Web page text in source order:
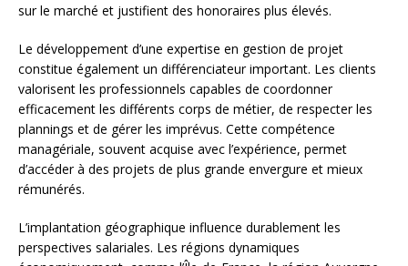
sur le marché et justifient des honoraires plus élevés.
Le développement d’une expertise en gestion de projet
constitue également un différenciateur important. Les clients
valorisent les professionnels capables de coordonner
efficacement les différents corps de métier, de respecter les
plannings et de gérer les imprévus. Cette compétence
managériale, souvent acquise avec l’expérience, permet
d’accéder à des projets de plus grande envergure et mieux
rémunérés.
L’implantation géographique influence durablement les
perspectives salariales. Les régions dynamiques